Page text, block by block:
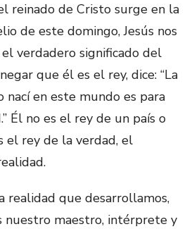
reinado de Cristo surge en la
de este domingo, Jesús nos
el verdadero significado del
que él es el rey, dice: “La
nací en este mundo es para
Él no es el rey de un país o
el rey de la verdad, el
realidad que desarrollamos,
nuestro maestro, intérprete y